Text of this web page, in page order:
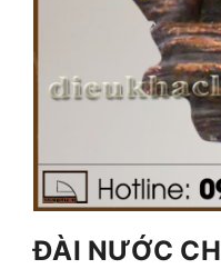
ĐÀI NƯỚC